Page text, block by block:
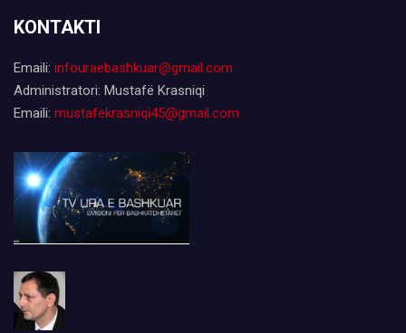
KONTAKTI
Emaili: infouraebashkuar@gmail.com
Administratori: Mustafë Krasniqi
Emaili: mustafekrasniqi45@gmail.com